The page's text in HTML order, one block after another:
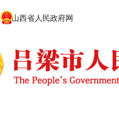
山西省人民政府网